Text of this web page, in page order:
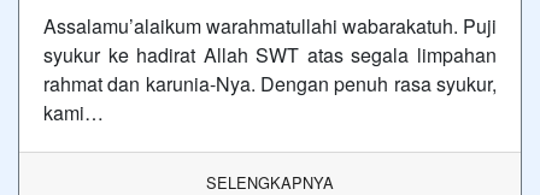
Assalamu’alaikum warahmatullahi wabarakatuh. Puji
syukur ke hadirat Allah SWT atas segala limpahan
rahmat dan karunia-Nya. Dengan penuh rasa syukur,
kami…
SELENGKAPNYA